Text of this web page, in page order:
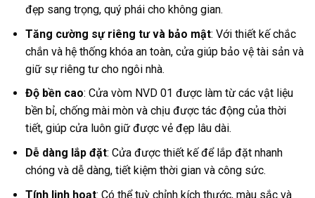
đẹp sang trọng, quý phái cho không gian.
Tăng cường sự riêng tư và bảo mật: Với thiết kế chắc
chắn và hệ thống khóa an toàn, cửa giúp bảo vệ tài sản và
giữ sự riêng tư cho ngôi nhà.
Độ bền cao: Cửa vòm NVD 01 được làm từ các vật liệu
bền bỉ, chống mài mòn và chịu được tác động của thời
tiết, giúp cửa luôn giữ được vẻ đẹp lâu dài.
Dễ dàng lắp đặt: Cửa được thiết kế để lắp đặt nhanh
chóng và dễ dàng, tiết kiệm thời gian và công sức.
Tính linh hoạt: Có thể tuỳ chỉnh kích thước, màu sắc và